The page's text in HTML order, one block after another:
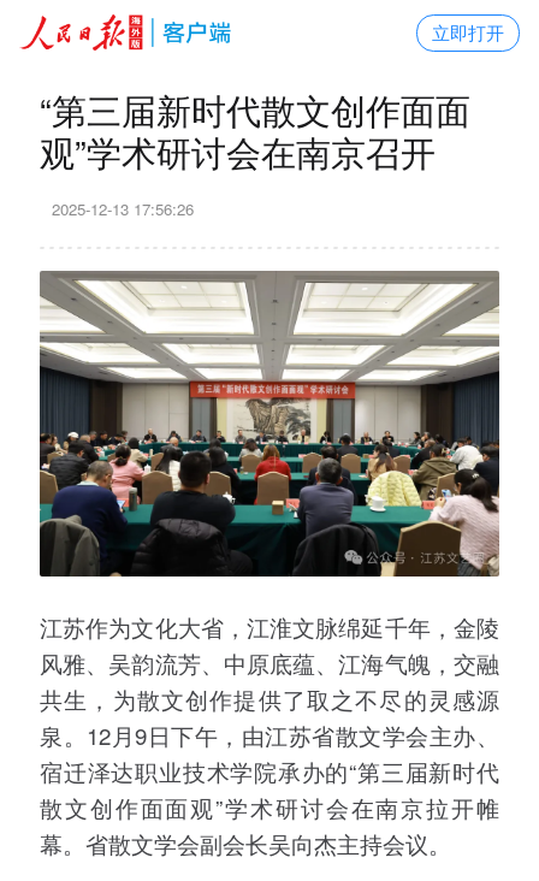
“第三届新时代散文创作面面
观”学术研讨会在南京召开
2025-12-13 17:56:26
江苏作为文化大省，江淮文脉绵延千年，金陵
风雅、吴韵流芳、中原底蕴、江海气魄，交融
共生，为散文创作提供了取之不尽的灵感源
泉。12月9日下午，由江苏省散文学会主办、
宿迁泽达职业技术学院承办的“第三届新时代
散文创作面面观”学术研讨会在南京拉开帷
幕。省散文学会副会长吴向杰主持会议。
立即打开